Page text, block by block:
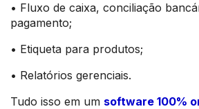
• Fluxo de caixa, conciliação
pagamento;
• Etiqueta para produtos;
• Relatórios gerenciais.
Tudo isso em um software 100%